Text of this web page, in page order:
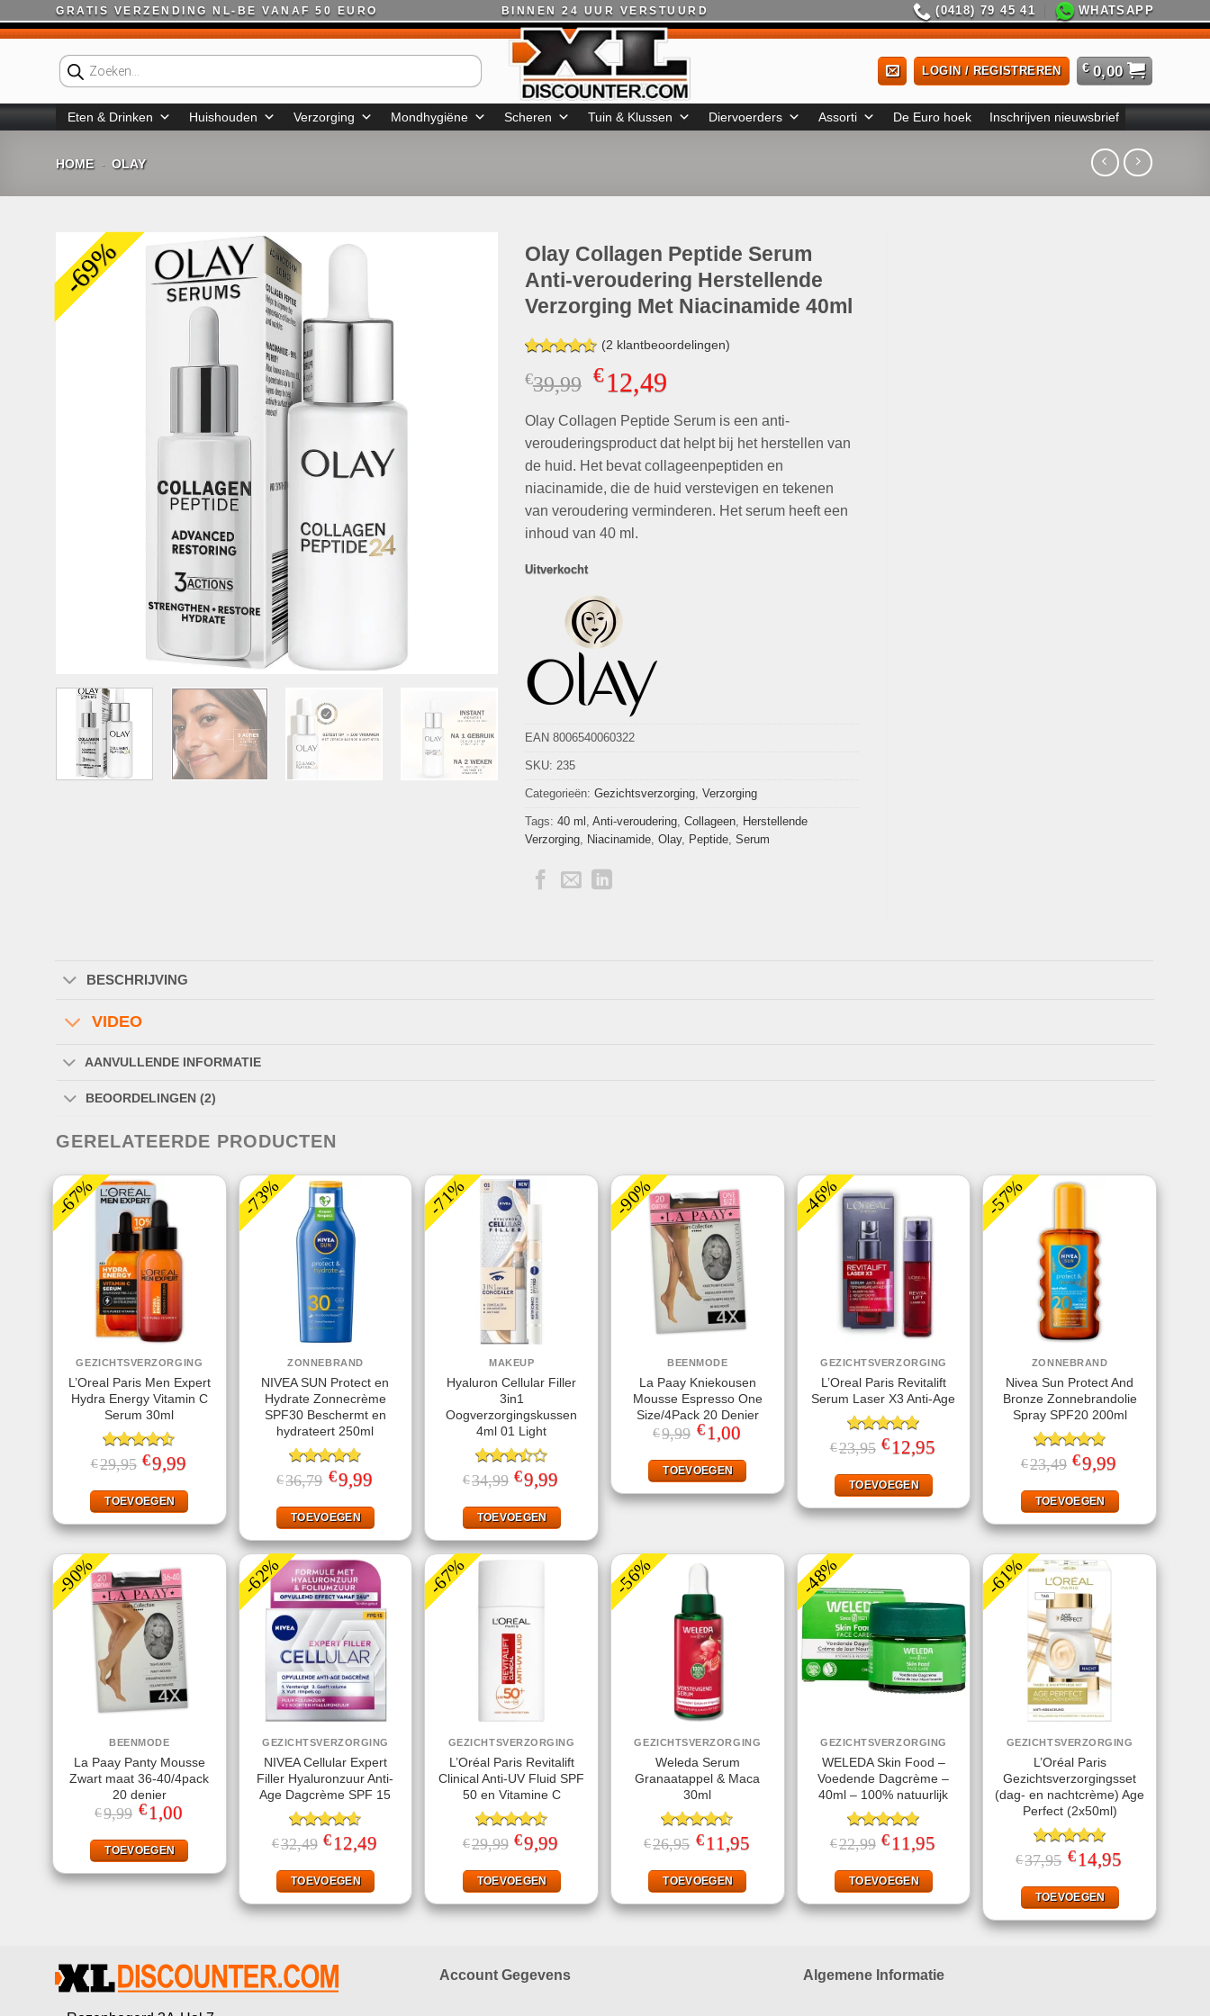
naar
GRATIS VERZENDING NL-BE VANAF 50 EURO BINNEN 24 UUR VERSTUURD (0418) 79 45 41 WHATSAPP
Producten
zoeken
LOGIN / REGISTREREN € 0,00
Eten & Drinken Huishouden Verzorging Mondhygiëne Scheren Tuin & Klussen Diervoerders Assorti De Euro hoek Inschrijven nieuwsbrief
HOME - OLAY
-69%
Olay Collagen Peptide Serum
Anti-veroudering Herstellende
Verzorging Met Niacinamide 40ml
Gewaardeerd
4.50op 5
gebaseerd
waarderingen
(2 klantbeoordelingen)
€39,99 Oorspronkelijke
was:
€39,99.
€12,49Huidige
is:
€12,49.
Olay Collagen Peptide Serum is een anti-
verouderingsproduct dat helpt bij het herstellen van
de huid. Het bevat collageenpeptiden en
niacinamide, die de huid verstevigen en tekenen
van veroudering verminderen. Het serum heeft een
inhoud van 40 ml.
Uitverkocht
EAN 8006540060322
SKU: 235
Categorieën: Gezichtsverzorging, Verzorging
Tags: 40 ml , Anti-veroudering, Collageen, Herstellende
Verzorging, Niacinamide, Olay, Peptide, Serum
BESCHRIJVING
VIDEO
AANVULLENDE INFORMATIE
BEOORDELINGEN (2)
GERELATEERDE PRODUCTEN
-67%
GEZICHTSVERZORGING
L’Oreal Paris Men Expert
Hydra Energy Vitamin C
Serum 30ml
Gewaardeerd
4.50 uit 5
€29,95 Oorspronkelijke
prijs
€29,95.
€9,99
€9,99.
TOEVOEGEN
-73%
ZONNEBRAND
NIVEA SUN Protect en
Hydrate Zonnecrème
SPF30 Beschermt en
hydrateert 250ml
Gewaardeerd
4.78 uit 5
€36,79 Oorspronkelijke
prijs
€36,79.
€9,99Huidige
€9,99.
TOEVOEGEN
-71%
MAKEUP
Hyaluron Cellular Filler
3in1
Oogverzorgingskussen
4ml 01 Light
Gewaardeerd
3.50 uit
5
€34,99 Oorspronkelijke
prijs
€34,99.
€9,99
€9,99.
TOEVOEGEN
-90%
BEENMODE
La Paay Kniekousen
Mousse Espresso One
Size/4Pack 20 Denier
€9,99 Oorspronkelijke
prijs
€9,99.
€ 1,00Huidige
€1,00.
TOEVOEGEN
-46%
GEZICHTSVERZORGING
L’Oreal Paris Revitalift
Serum Laser X3 Anti-Age
Gewaardeerd
5.00uit 5
€23,95 Oorspronkelijke
prijs
€23,95.
€ 12,95
TOEVOEGEN
-57%
ZONNEBRAND
Nivea Sun Protect And
Bronze Zonnebrandolie
Spray SPF20 200ml
Gewaardeerd
4.78uit 5
€23,49 Oorspronkelijke
prijs
€23,49.
€9,99
€9,99.
TOEVOEGEN
-90%
BEENMODE
La Paay Panty Mousse
Zwart maat 36-40/4pack
20 denier
€9,99 Oorspronkelijke
prijs
€9,99.
€ 1,00Huidige
prijs
€1,00.
TOEVOEGEN
-62%
GEZICHTSVERZORGING
NIVEA Cellular Expert
Filler Hyaluronzuur Anti-
Age Dagcrème SPF 15
Gewaardeerd
4.60uit 5
€32,49 Oorspronkelijke
prijs
€32,49.
€ 12,49
TOEVOEGEN
-67%
GEZICHTSVERZORGING
L’Oréal Paris Revitalift
Clinical Anti-UV Fluid SPF
50 en Vitamine C
Gewaardeerd
4.50uit 5
€29,99 Oorspronkelijke
prijs
€29,99.
€9,99
€9,99.
TOEVOEGEN
-56%
GEZICHTSVERZORGING
Weleda Serum
Granaatappel & Maca
30ml
Gewaardeerd
4.50uit 5
€26,95 Oorspronkelijke
prijs
€26,95.
€ 11,95prijs
TOEVOEGEN
-48%
GEZICHTSVERZORGING
WELEDA Skin Food –
Voedende Dagcrème –
40ml – 100% natuurlijk
Gewaardeerd
5.00uit 5
€22,99 Oorspronkelijke
prijs
€22,99.
€ 11,95
TOEVOEGEN
-61%
GEZICHTSVERZORGING
L’Oréal Paris
Gezichtsverzorgingsset
(dag- en nachtcrème) Age
Perfect (2x50ml)
Gewaardeerd
5.00uit 5
€37,95 Oorspronkelijke
prijs
€37,95.
€ 14,95prijs
TOEVOEGEN
Account Gegevens Algemene Informatie